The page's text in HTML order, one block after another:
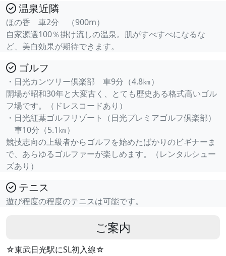
温泉近隣
ほの香 車2分 （900m）
自家源選100％掛け流しの温泉。肌がすべすべになるな
ど、美白効果が期待できます。
ゴルフ
・日光カンツリー倶楽部 車9分（4.8㎞）
開場が昭和30年と大変古く、とても歴史ある格式高いゴル
フ場です。（ドレスコードあり）
・日光紅葉ゴルフリゾート（日光プレミアゴルフ倶楽部）
車10分（5.1㎞）
競技志向の上級者からゴルフを始めたばかりのビギナーま
で、あらゆるゴルファーが楽しめます。（レンタルシュー
ズあり）
テニス
遊び程度の程度のテニスは可能です。
ご案内
☆東武日光駅にSL初入線☆